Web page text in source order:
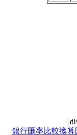
|
銀行匯率比較換算